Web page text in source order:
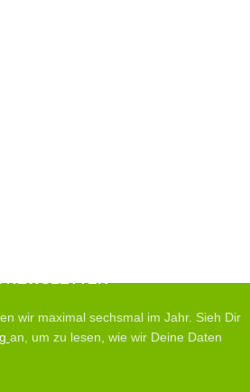
wir maximal sechsmal im Jahr. Sieh Dir
an, um zu lesen, wie wir Deine Daten